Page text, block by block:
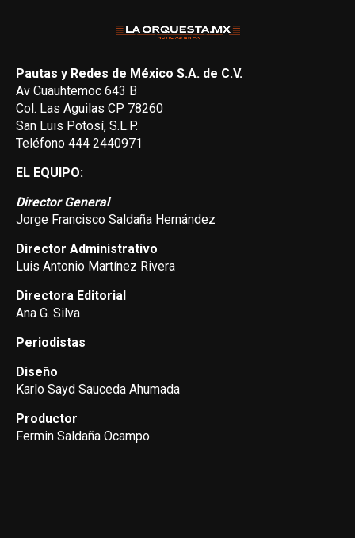
Pautas y Redes de México S.A. de C.V.
Av Cuauhtemoc 643 B
Col. Las Aguilas CP 78260
San Luis Potosí, S.L.P.
Teléfono 444 2440971
EL EQUIPO:
Director General
Jorge Francisco Saldaña Hernández
Director Administrativo
Luis Antonio Martínez Rivera
Directora Editorial
Ana G. Silva
Periodistas
Diseño
Karlo Sayd Sauceda Ahumada
Productor
Fermin Saldaña Ocampo